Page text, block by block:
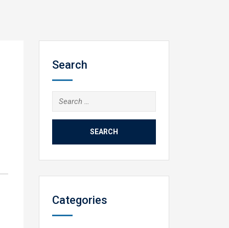
Search
Search
for:
Categories